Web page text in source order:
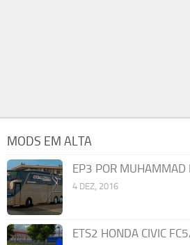
MODS EM ALTA
EP3 POR MUHAMMAD
4 DEZ, 2016
ETS2 HONDA CIVIC